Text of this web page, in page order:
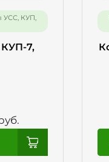
УСС, КУП,
7,